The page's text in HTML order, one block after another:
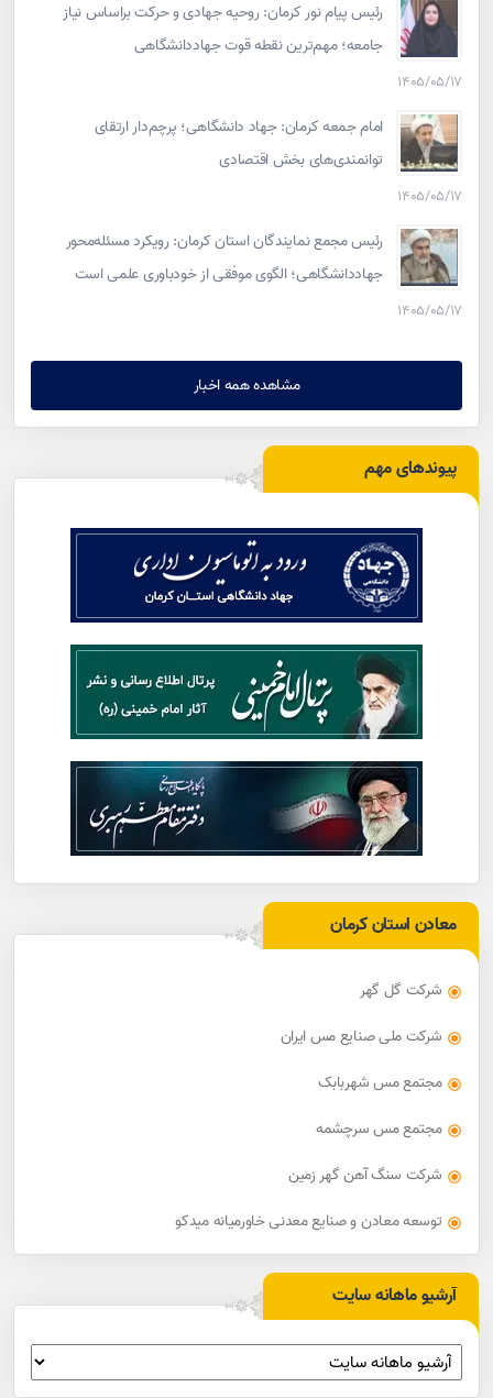
رئیس پیام نور کرمان: روحیه جهادی و حرکت براساس نیاز
جامعه؛ مهم‌ترین نقطه قوت جهاددانشگاهی
۱۴۰۵/۰۵/۱۷
امام جمعه کرمان: جهاد دانشگاهی؛ پرچم‌دار ارتقای
توانمندی‌های بخش اقتصادی
۱۴۰۵/۰۵/۱۷
رئیس مجمع نمایندگان استان کرمان: رویکرد مسئله‌محور
جهاددانشگاهی؛ الگوی موفقی از خودباوری علمی است
۱۴۰۵/۰۵/۱۷
مشاهده همه اخبار
پیوندهای مهم
معادن استان کرمان
شرکت گل گهر
شرکت ملی صنایع مس ایران
مجتمع مس شهربابک
مجتمع مس سرچشمه
شرکت سنگ آهن گهر زمین
توسعه معادن و صنایع معدنی خاورمیانه میدکو
آرشیو ماهانه سایت